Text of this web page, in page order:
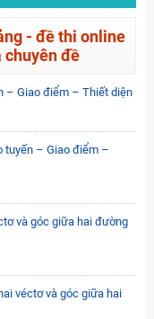
- đề thi online
chuyên đề
– Giao điểm – Thiết diện
tuyến – Giao điểm –
và góc giữa hai đường
véctơ và góc giữa hai